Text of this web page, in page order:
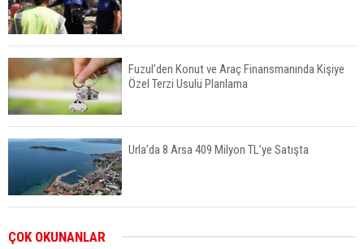
Fuzul’den Konut ve Araç Finansmanında Kişiye
Özel Terzi Usulü Planlama
Urla’da 8 Arsa 409 Milyon TL’ye Satışta
ÇOK OKUNANLAR